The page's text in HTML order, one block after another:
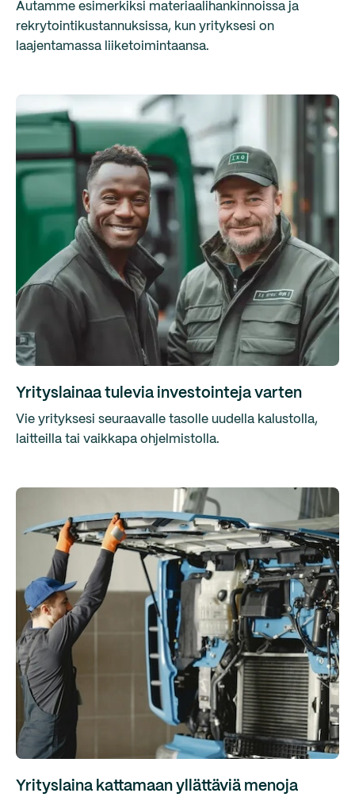
Autamme esimerkiksi materiaalihankinnoissa ja
rekrytointikustannuksissa, kun yrityksesi on
laajentamassa liiketoimintaansa.
Yrityslainaa tulevia investointeja varten
Vie yrityksesi seuraavalle tasolle uudella kalustolla,
laitteilla tai vaikkapa ohjelmistolla.
Yrityslaina kattamaan yllättäviä menoja